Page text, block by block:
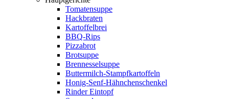
Tomatensuppe
Hackbraten
Kartoffelbrei
BBQ-Rips
Pizzabrot
Brotsuppe
Brennesselsuppe
Buttermilch-Stampfkartoffeln
Honig-Senf-Hähnchenschenkel
Rinder Eintopf